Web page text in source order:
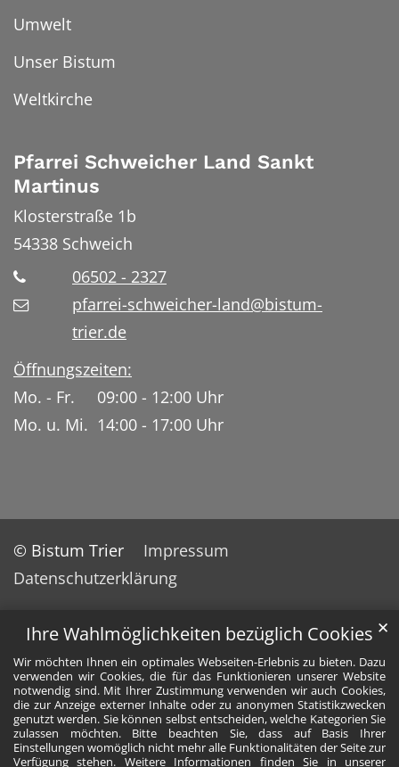
Ihre Wahlmöglichkeiten bezüglich Cookies
Wir möchten Ihnen ein optimales Webseiten-Erlebnis zu bieten. Dazu
verwenden wir Cookies, die für das Funktionieren unserer Website
notwendig sind. Mit Ihrer Zustimmung verwenden wir auch Cookies,
die zur Anzeige externer Inhalte oder zu anonymen Statistikzwecken
genutzt werden. Sie können selbst entscheiden, welche Kategorien Sie
zulassen möchten. Bitte beachten Sie, dass auf Basis Ihrer
Einstellungen womöglich nicht mehr alle Funktionalitäten der Seite zur
Verfügung stehen. Weitere Informationen finden Sie in unserer
✕
Umwelt
Unser Bistum
Weltkirche
Pfarrei Schweicher Land Sankt
Martinus
Klosterstraße 1b
54338 Schweich
06502 - 2327
pfarrei-schweicher-land@bistum-
trier.de
Öffnungszeiten:
Mo. - Fr. 09:00 - 12:00 Uhr
Mo. u. Mi. 14:00 - 17:00 Uhr
© Bistum Trier
Impressum
Datenschutzerklärung